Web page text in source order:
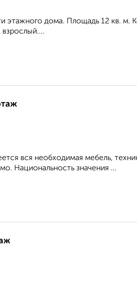
этажного дома. Площадь 12 кв. м.
вся необходимая мебель,
Национальность значения ...